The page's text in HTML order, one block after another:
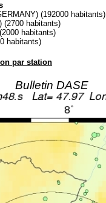
(192000 habitants)
(2700 habitants)
habitants)
habitants)
par station
Bulletin DASE